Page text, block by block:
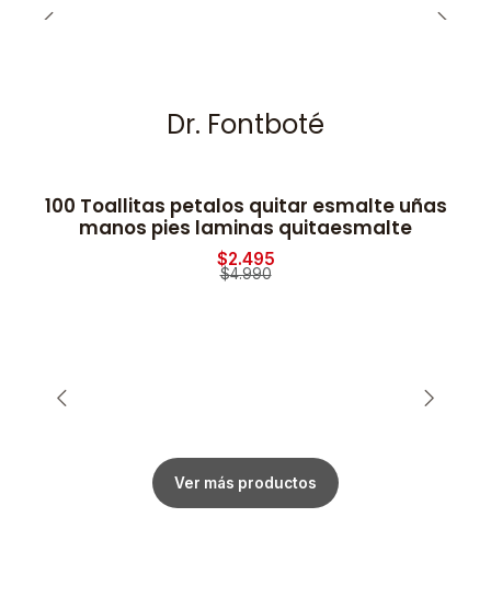
Dr. Fontboté
-50% OFF
100 Toallitas petalos quitar esmalte uñas
manos pies laminas quitaesmalte
$2.495
$4.990
Ver más productos